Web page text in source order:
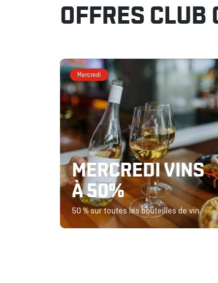
OFFRES CLUB
Mercredi
MERCREDI VINS
À 50%
50 % sur toutes les bouteilles de vin.